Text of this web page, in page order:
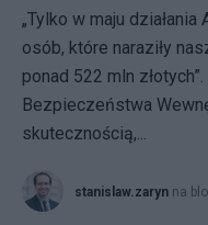
„Tylko w maju
osób, które naraziły
ponad 522 mln
Bezpieczeństwa
skutecznością,...
stanislaw.zaryn na